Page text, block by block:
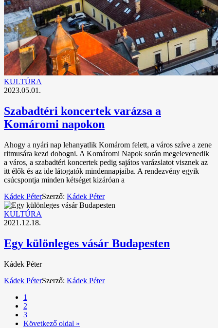
KULTÚRA
2023.05.01.
Szabadtéri koncertek varázsa a
Komáromi napokon
Ahogy a nyári nap lehanyatlik Komárom felett, a város szíve a zene
ritmusára kezd dobogni. A Komáromi Napok során megelevenedik
a város, a szabadtéri koncertek pedig sajátos varázslatot visznek az
itt élők és az ide látogatók mindennapjaiba. A rendezvény egyik
csúcspontja minden kétséget kizáróan a
Kádek PéterSzerző: Kádek Péter
KULTÚRA
2021.12.18.
Egy különleges vásár Budapesten
Kádek Péter
Kádek PéterSzerző: Kádek Péter
1
2
3
Következő oldal »